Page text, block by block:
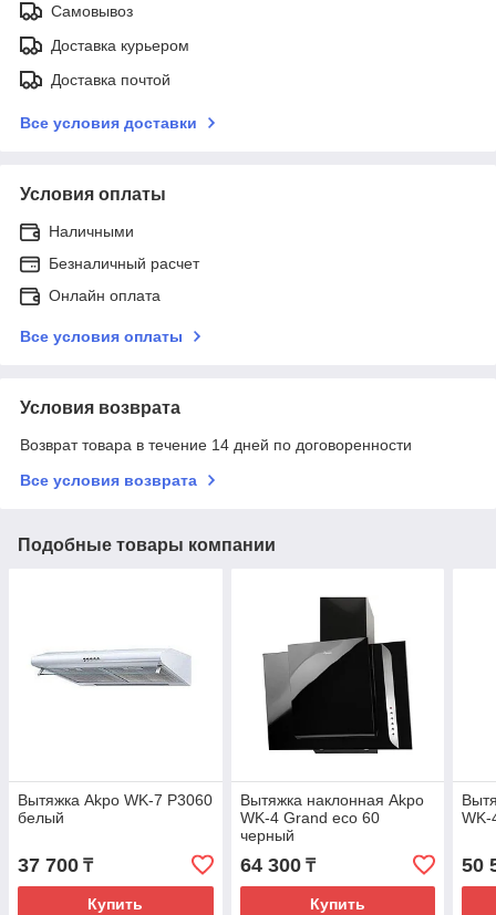
Самовывоз
Доставка курьером
Доставка почтой
Все условия доставки
Условия оплаты
Наличными
Безналичный расчет
Онлайн оплата
Все условия оплаты
Условия возврата
Возврат товара в течение 14 дней по договоренности
Все условия возврата
Подобные товары компании
Вытяжка Akpo WK-7 Р3060
белый
37 700 ₸
Купить
Вытяжка наклонная Akpo
WK-4 Grand eco 60
черный
64 300₸
Купить
50